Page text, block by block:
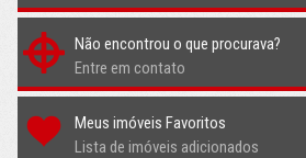
Não encontrou o que procurava?
Entre em contato
Meus imóveis Favoritos
Lista de imóveis adicionados